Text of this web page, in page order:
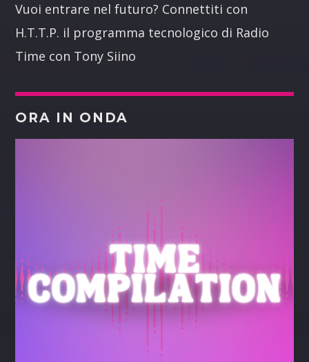
Vuoi entrare nel futuro? Connettiti con
H.T.T.P. il programma tecnologico di Radio
Time con Tony Siino
ORA IN ONDA